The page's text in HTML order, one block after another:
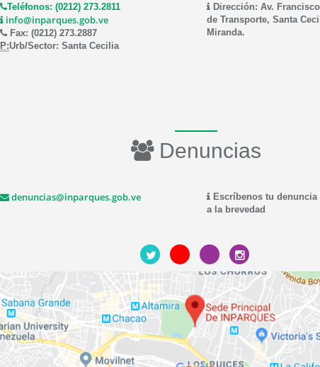
Teléfonos: (0212) 273.2811
info@inparques.gob.ve
Fax: (0212) 273.2887
P:Urb/Sector: Santa Cecilia
Dirección: Av.
de Transporte, Santa
Miranda.
Denuncias
denuncias@inparques.gob.ve
Escríbenos tu
a la brevedad